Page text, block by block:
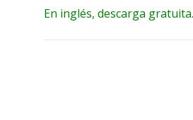
En inglés, descarga gratuita.